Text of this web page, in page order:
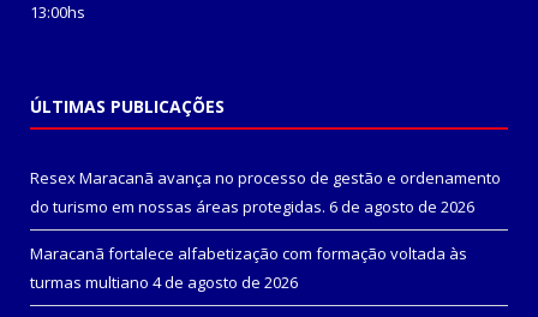
13:00hs
ÚLTIMAS PUBLICAÇÕES
Resex Maracanã avança no processo de gestão e ordenamento
do turismo em nossas áreas protegidas. 6 de agosto de 2026
Maracanã fortalece alfabetização com formação voltada às
turmas multiano 4 de agosto de 2026